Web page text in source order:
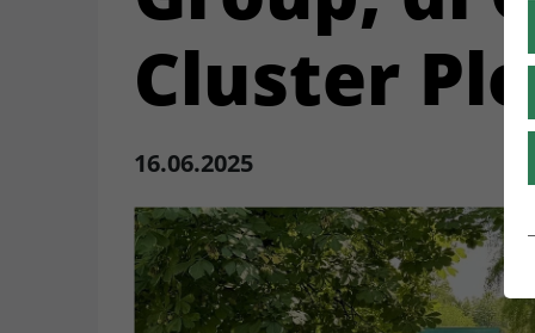
Cluster
16.06.2025